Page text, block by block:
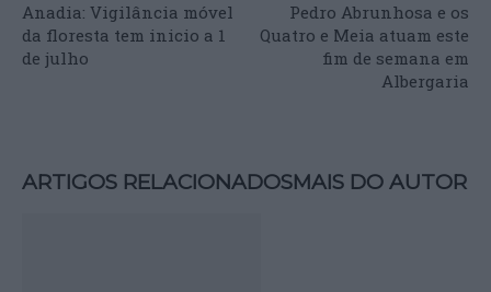
Anadia: Vigilância móvel
da floresta tem inicio a 1
de julho
Pedro Abrunhosa e os
Quatro e Meia atuam este
fim de semana em
Albergaria
ARTIGOS RELACIONADOSMAIS DO AUTOR